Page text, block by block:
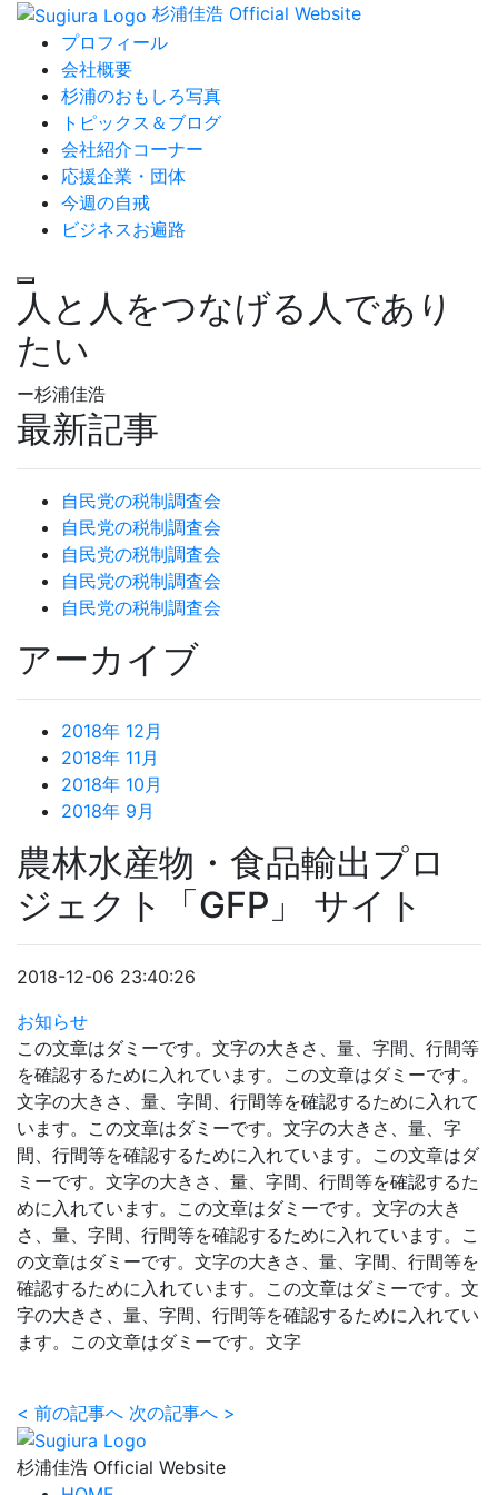
杉浦佳浩 Official Website
プロフィール
会社概要
杉浦のおもしろ写真
トピックス＆ブログ
会社紹介コーナー
応援企業・団体
今週の自戒
ビジネスお遍路
人と人をつなげる人であり
たい
ー杉浦佳浩
最新記事
自民党の税制調査会
自民党の税制調査会
自民党の税制調査会
自民党の税制調査会
自民党の税制調査会
アーカイブ
2018年 12月
2018年 11月
2018年 10月
2018年 9月
農林水産物・食品輸出プロ
ジェクト「GFP」 サイト
2018-12-06 23:40:26
お知らせ
この文章はダミーです。文字の大きさ、量、字間、行間等
を確認するために入れています。この文章はダミーです。
文字の大きさ、量、字間、行間等を確認するために入れて
います。この文章はダミーです。文字の大きさ、量、字
間、行間等を確認するために入れています。この文章はダ
ミーです。文字の大きさ、量、字間、行間等を確認するた
めに入れています。この文章はダミーです。文字の大き
さ、量、字間、行間等を確認するために入れています。こ
の文章はダミーです。文字の大きさ、量、字間、行間等を
確認するために入れています。この文章はダミーです。文
字の大きさ、量、字間、行間等を確認するために入れてい
ます。この文章はダミーです。文字
< 前の記事へ 次の記事へ >
杉浦佳浩 Official Website